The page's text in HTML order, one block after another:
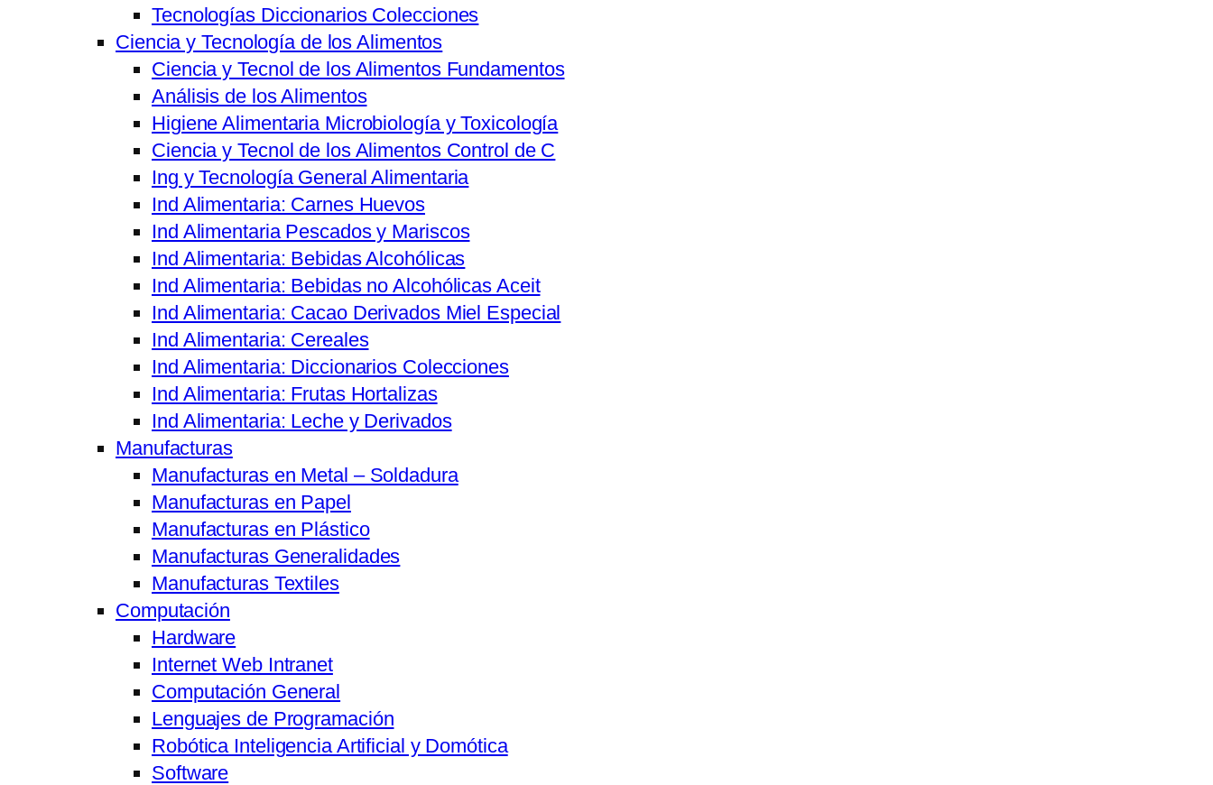
Tecnologías Diccionarios Colecciones
Ciencia y Tecnología de los Alimentos
Ciencia y Tecnol de los Alimentos Fundamentos
Análisis de los Alimentos
Higiene Alimentaria Microbiología y Toxicología
Ciencia y Tecnol de los Alimentos Control de C
Ing y Tecnología General Alimentaria
Ind Alimentaria: Carnes Huevos
Ind Alimentaria Pescados y Mariscos
Ind Alimentaria: Bebidas Alcohólicas
Ind Alimentaria: Bebidas no Alcohólicas Aceit
Ind Alimentaria: Cacao Derivados Miel Especial
Ind Alimentaria: Cereales
Ind Alimentaria: Diccionarios Colecciones
Ind Alimentaria: Frutas Hortalizas
Ind Alimentaria: Leche y Derivados
Manufacturas
Manufacturas en Metal – Soldadura
Manufacturas en Papel
Manufacturas en Plástico
Manufacturas Generalidades
Manufacturas Textiles
Computación
Hardware
Internet Web Intranet
Computación General
Lenguajes de Programación
Robótica Inteligencia Artificial y Domótica
Software